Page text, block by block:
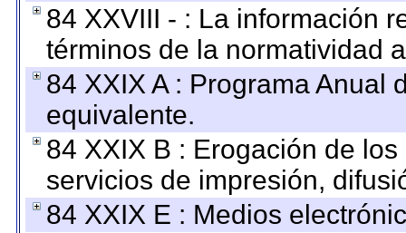
84 XXVIII - : La información
términos de la normatividad
84 XXIX A : Programa Anual
equivalente.
84 XXIX B : Erogación de
servicios de impresión,
84 XXIX E : Medios